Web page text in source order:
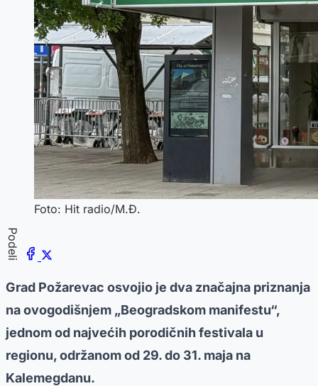
Foto: Hit radio/M.Đ.
Podeli
Grad Požarevac osvojio je dva značajna priznanja
na ovogodišnjem „Beogradskom manifestu“,
jednom od najvećih porodičnih festivala u
regionu, održanom od 29. do 31. maja na
Kalemegdanu.